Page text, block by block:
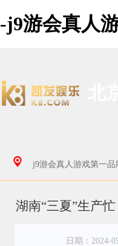
-j9游会真人
j9游会真人游戏第一
湖南“三夏”生产
日期：2024-